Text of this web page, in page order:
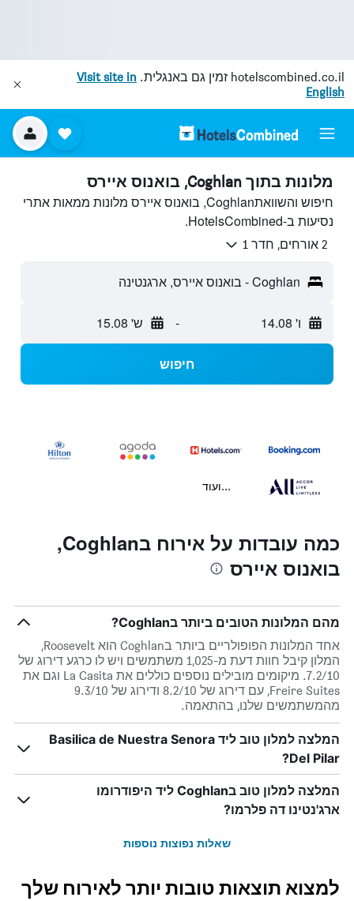
hotelscombined.co.il זמין גם באנגלית. Visit site in
English
מלונות בתוך Coghlan, בואנוס איירס
חיפוש והשוואתCoghlan, בואנוס איירס מלונות ממאות אתרי
נסיעות ב-HotelsCombined.
2 אורחים, חדר 1
Coghlan - בואנוס איירס, ארגנטינה
ו' 14.08 - ש' 15.08
חיפוש
...ועוד
כמה עובדות על אירוח בCoghlan,
בואנוס איירס
מהם המלונות הטובים ביותר בCoghlan?
אחד המלונות הפופולריים ביותר בCoghlan הוא Roosevelt,
המלון קיבל חוות דעת מ-1,025 משתמשים ויש לו כרגע דירוג של
7.2/10. מיקומים מובילים נוספים כוללים את La Casita וגם את
Freire Suites, עם דירוג של 8.2/10 ודירוג של 9.3/10
מהמשתמשים שלנו, בהתאמה.
המלצה למלון טוב ליד Basilica de Nuestra Senora
Del Pilar?
המלצה למלון טוב בCoghlan ליד היפודרומו
ארג'נטינו דה פלרמו?
שאלות נפוצות נוספות
למצוא תוצאות טובות יותר לאירוח שלך